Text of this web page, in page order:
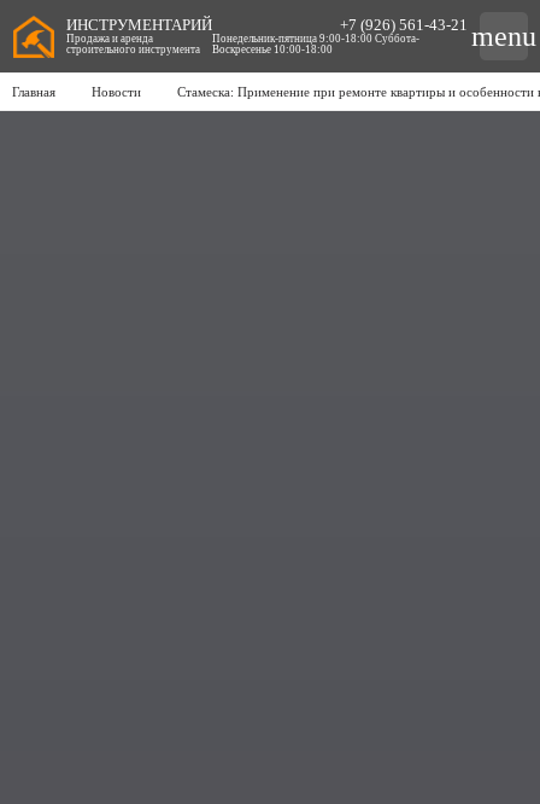
Главная Новости Стамеска: Применение при ремонте квартиры и особенности
ИНСТРУМЕНТАРИЙ
Продажа и аренда
строительного инструмента
+7 (926) 561-43-21
Понедельник-пятница 9:00-18:00 Суббота-
Воскресенье 10:00-18:00
menu